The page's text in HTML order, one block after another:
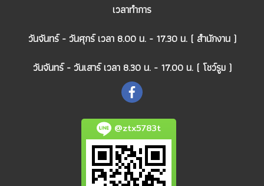
เวลาทำการ
วันจันทร์ - วันศุกร์ เวลา 8.00 น. - 17.30 น. ( สำนักงาน )
วันจันทร์ - วันเสาร์ เวลา 8.30 น. - 17.00 น. ( โชว์รูม )
@ztx5783t